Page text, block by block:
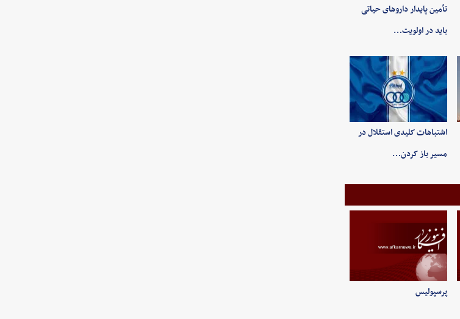
تأمین پایدار داروهای حیاتی
باید در اولویت…
اشتباهات کلیدی استقلال در
مسیر باز کردن…
پرسپولیس